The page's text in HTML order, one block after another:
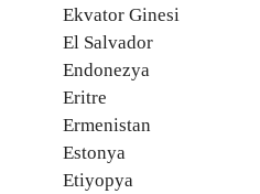
Ekvator Ginesi
El Salvador
Endonezya
Eritre
Ermenistan
Estonya
Etiyopya